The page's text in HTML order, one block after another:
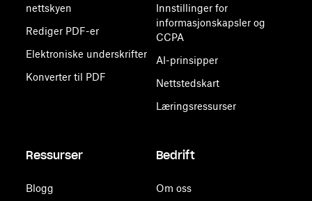
nettskyen
Rediger PDF-er
Elektroniske underskrifter
Konverter til PDF
Innstillinger for
informasjonskapsler og
CCPA
AI-prinsipper
Nettstedskart
Læringsressurser
Ressurser
Blogg
Bedrift
Om oss